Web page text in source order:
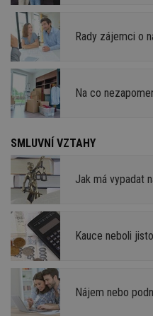
Rady zájemci o
Na co
SMLUVNÍ VZTAHY
Jak má vypadat
Kauce neboli
Nájem nebo